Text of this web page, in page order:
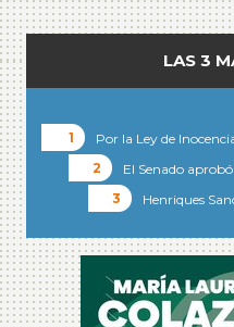
LAS 3
Por la Ley de
El Senado
Henriques